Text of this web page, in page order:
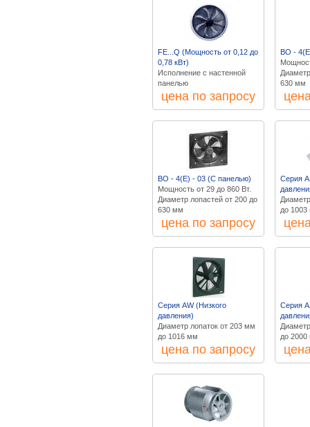
FE...Q (Мощность от 0,12 до
0,78 кВт)
Исполнение с настенной
панелью
цена по запросу
ВО -
630 мм
ВО - 4(Е) - 03 (С панелью)
Мощность от 29 до 860 Вт.
Диаметр лопастей от 200 до
630 мм
цена по запросу
Серия
до
Серия AW (Низкого
давления)
Диаметр лопаток от 203 мм
до 1016 мм
цена по запросу
Серия
до